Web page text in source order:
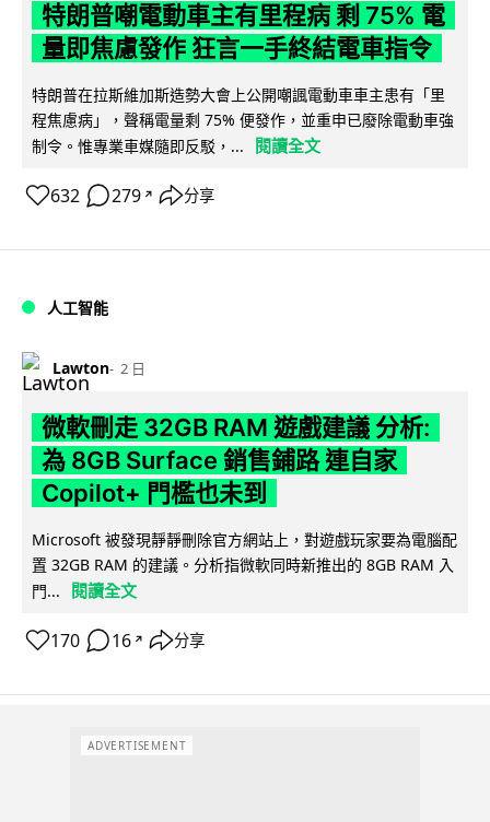
特朗普嘲電動車主有里程病 剩 75% 電
量即焦慮發作 狂言一手終結電車指令
特朗普在拉斯維加斯造勢大會上公開嘲諷電動車車主患有「里
程焦慮病」，聲稱電量剩 75% 便發作，並重申已廢除電動車強
制令。惟專業車媒隨即反駁，...
閱讀全文
632 279 ↗ 分享
人工智能
Lawton 2 日
微軟刪走 32GB RAM 遊戲建議 分析:
為 8GB Surface 銷售鋪路 連自家
Copilot+ 門檻也未到
Microsoft 被發現靜靜刪除官方網站上，對遊戲玩家要為電腦配
置 32GB RAM 的建議。分析指微軟同時新推出的 8GB RAM 入
門...
閱讀全文
170 16 ↗ 分享
ADVERTISEMENT